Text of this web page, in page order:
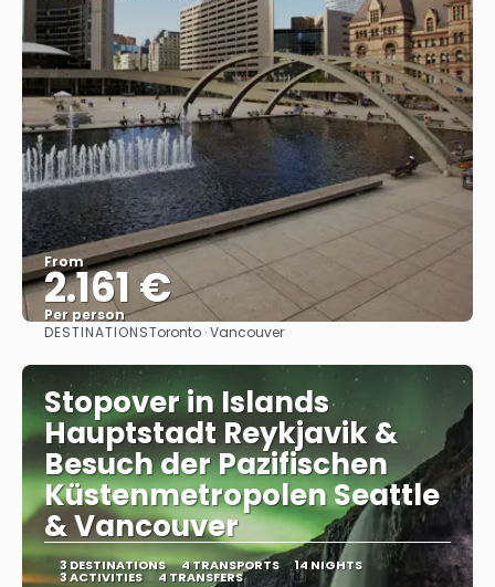
From
2.161 €
Per person
See
DESTINATIONSToronto · Vancouver
Stopover in Islands
Hauptstadt Reykjavik &
Besuch der Pazifischen
Küstenmetropolen Seattle
& Vancouver
3 DESTINATIONS 4 TRANSPORTS 14 NIGHTS
3 ACTIVITIES 4 TRANSFERS